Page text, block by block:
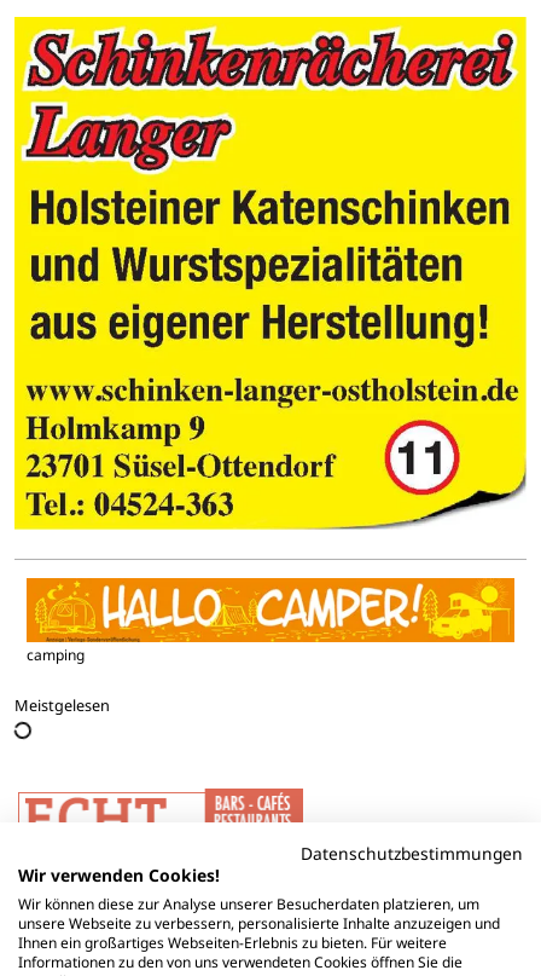
camping
Meistgelesen
Datenschutzbestimmungen
Wir verwenden Cookies!
Wir können diese zur Analyse unserer Besucherdaten platzieren, um
unsere Webseite zu verbessern, personalisierte Inhalte anzuzeigen und
Ihnen ein großartiges Webseiten-Erlebnis zu bieten. Für weitere
Informationen zu den von uns verwendeten Cookies öffnen Sie die